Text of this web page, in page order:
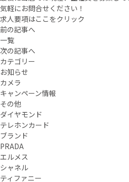
気軽にお問合せください！
求人要項はここをクリック
前の記事へ
一覧
次の記事へ
カテゴリー
お知らせ
カメラ
キャンペーン情報
その他
ダイヤモンド
テレホンカード
ブランド
PRADA
エルメス
シャネル
ティファニー